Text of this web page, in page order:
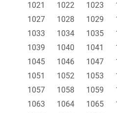
1021
1022 1023
1027
1028 1029
1033
1034 1035
1039
1040 1041
1045
1046 1047
1051
1052 1053
1057
1058 1059
1063
1064 1065